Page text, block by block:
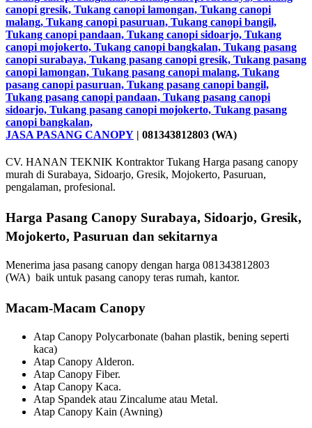
JASA PASANG CANOPY | 081343812803 (WA)
CV. HANAN TEKNIK Kontraktor Tukang Harga pasang canopy
murah di Surabaya, Sidoarjo, Gresik, Mojokerto, Pasuruan,
pengalaman, profesional.
Harga Pasang Canopy Surabaya, Sidoarjo, Gresik,
Mojokerto, Pasuruan dan sekitarnya
Menerima jasa pasang canopy dengan harga 081343812803
(WA) baik untuk pasang canopy teras rumah, kantor.
Macam-Macam Canopy
Atap Canopy Polycarbonate (bahan plastik, bening seperti
kaca)
Atap Canopy Alderon.
Atap Canopy Fiber.
Atap Canopy Kaca.
Atap Spandek atau Zincalume atau Metal.
Atap Canopy Kain (Awning)